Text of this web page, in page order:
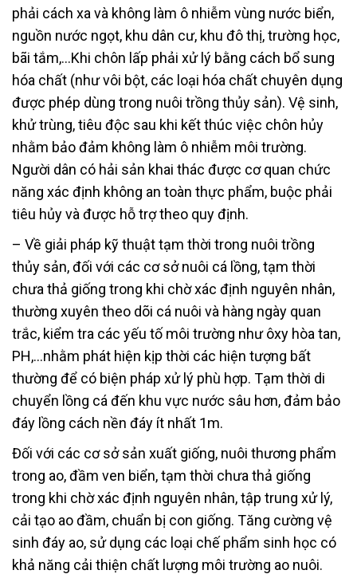
phải cách xa và không làm ô nhiễm vùng nước biển,
nguồn nước ngọt, khu dân cư, khu đô thị, trường học,
bãi tắm,…Khi chôn lấp phải xử lý bằng cách bổ sung
hóa chất (như vôi bột, các loại hóa chất chuyên dụng
được phép dùng trong nuôi trồng thủy sản). Vệ sinh,
khử trùng, tiêu độc sau khi kết thúc việc chôn hủy
nhằm bảo đảm không làm ô nhiễm môi trường.
Người dân có hải sản khai thác được cơ quan chức
năng xác định không an toàn thực phẩm, buộc phải
tiêu hủy và được hỗ trợ theo quy định.
– Về giải pháp kỹ thuật tạm thời trong nuôi trồng
thủy sản, đối với các cơ sở nuôi cá lồng, tạm thời
chưa thả giống trong khi chờ xác định nguyên nhân,
thường xuyên theo dõi cá nuôi và hàng ngày quan
trắc, kiểm tra các yếu tố môi trường như ôxy hòa tan,
PH,…nhằm phát hiện kịp thời các hiện tượng bất
thường để có biện pháp xử lý phù hợp. Tạm thời di
chuyển lồng cá đến khu vực nước sâu hơn, đảm bảo
đáy lồng cách nền đáy ít nhất 1m.
Đối với các cơ sở sản xuất giống, nuôi thương phẩm
trong ao, đầm ven biển, tạm thời chưa thả giống
trong khi chờ xác định nguyên nhân, tập trung xử lý,
cải tạo ao đầm, chuẩn bị con giống. Tăng cường vệ
sinh đáy ao, sử dụng các loại chế phẩm sinh học có
khả năng cải thiện chất lượng môi trường ao nuôi.